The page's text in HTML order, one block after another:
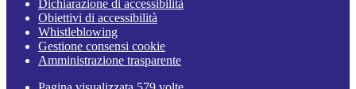
Dichiarazione di accessibilità
Obiettivi di accessibilità
Whistleblowing
Gestione consensi cookie
Amministrazione trasparente